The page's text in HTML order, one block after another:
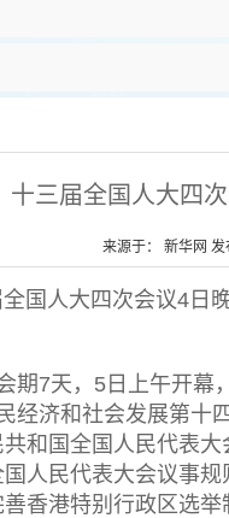
十三届全国人大
来源于： 新华网
国人大四次会议4日
期7天，5日上午开幕
经济和社会发展第
和国全国人民代表
人民代表大会议事
香港特别行政区选